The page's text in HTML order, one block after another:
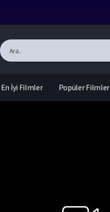
İyi Filmler Popüler Filmler